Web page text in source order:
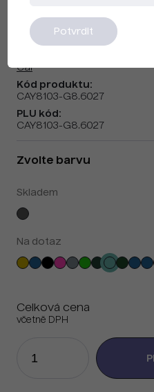
Cai F240506 Mint
Cai
Kód produktu:
CAY8103-G8.6027
PLU kód:
CAY8103-G8.6027
Zvolte barvu
Skladem
Na dotaz
Celková cena
včetně DPH
Potvrdit